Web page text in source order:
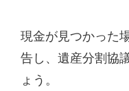
現金が見つかった
告し、遺産分割協
ょう。